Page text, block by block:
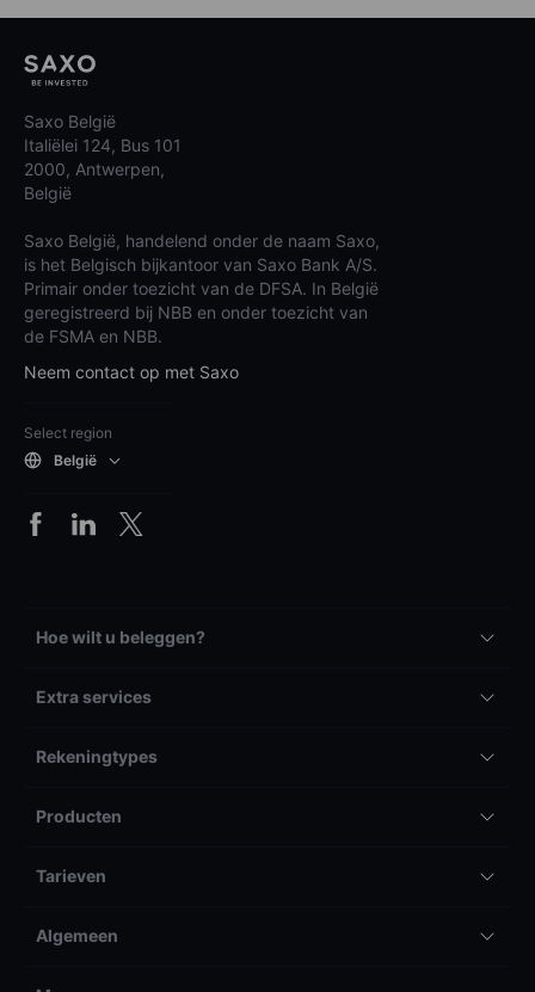
Saxo België
Italiëlei 124, Bus 101
2000, Antwerpen,
België
Saxo België, handelend onder de naam Saxo,
is het Belgisch bijkantoor van Saxo Bank A/S.
Primair onder toezicht van de DFSA. In België
geregistreerd bij NBB en onder toezicht van
de FSMA en NBB.
Neem contact op met Saxo
Select region
België
Hoe wilt u beleggen?
Extra services
Rekeningtypes
Producten
Tarieven
Algemeen